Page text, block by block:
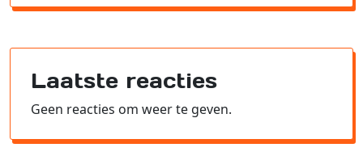
Laatste reacties
Geen reacties om weer te geven.